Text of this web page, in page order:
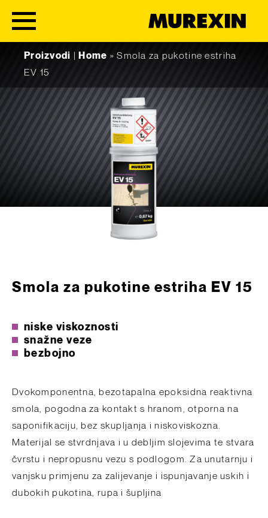
Proizvodi
Home »Smola za pukotine estriha
EV 15
Smola za pukotine estriha EV 15
niske viskoznosti
snažne veze
bezbojno
Dvokomponentna, bezotapalna epoksidna reaktivna
smola, pogodna za kontakt s hranom, otporna na
saponifikaciju, bez skupljanja i niskoviskozna.
Materijal se stvrdnjava i u debljim slojevima te stvara
čvrstu i nepropusnu vezu s podlogom. Za unutarnju i
vanjsku primjenu za zalijevanje i ispunjavanje uskih i
dubokih pukotina, rupa i šupljina